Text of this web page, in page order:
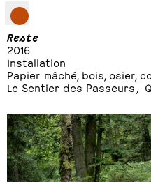
Reste
2016
Installation
Papier mâché, bois, osier,
Le Sentier des Passeurs